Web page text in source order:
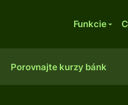
Funkcie
Porovnajte kurzy bánk